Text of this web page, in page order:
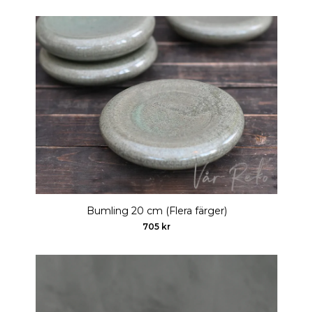
Bumling 20 cm (Flera färger)
705 kr